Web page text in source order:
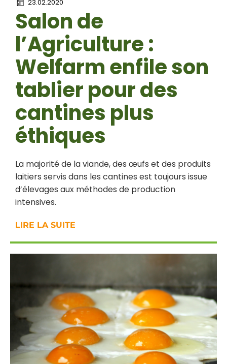
23.02.2020
Salon de
l’Agriculture :
Welfarm enfile son
tablier pour des
cantines plus
éthiques
La majorité de la viande, des œufs et des produits
laitiers servis dans les cantines est toujours issue
d’élevages aux méthodes de production
intensives.
LIRE LA SUITE